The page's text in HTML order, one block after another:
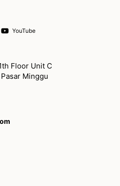
YouTube
Floor Unit C
Minggu